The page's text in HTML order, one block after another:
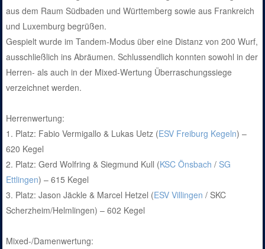
aus dem Raum Südbaden und Württemberg sowie aus Frankreich
und Luxemburg begrüßen.
Gespielt wurde im Tandem-Modus über eine Distanz von 200 Wurf,
ausschließlich ins Abräumen. Schlussendlich konnten sowohl in der
Herren- als auch in der Mixed-Wertung Überraschungssiege
verzeichnet werden.
Herrenwertung:
1. Platz: Fabio Vermigallo & Lukas Uetz (ESV Freiburg Kegeln) –
620 Kegel
2. Platz: Gerd Wolfring & Siegmund Kull (KSC Önsbach /SG
Ettlingen) – 615 Kegel
3. Platz: Jason Jäckle & Marcel Hetzel (ESV Villingen / SKC
Scherzheim/Helmlingen) – 602 Kegel
Mixed-/Damenwertung: